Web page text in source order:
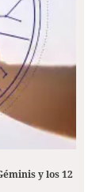
y los 12